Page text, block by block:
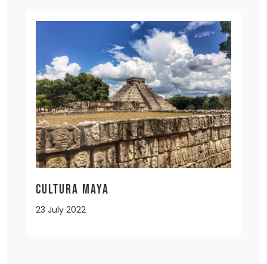
CULTURA MAYA
23 July 2022